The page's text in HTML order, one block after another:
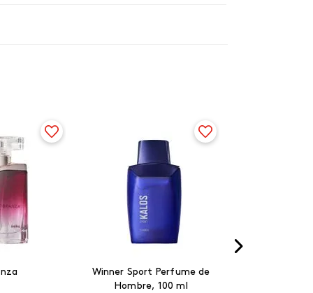
Winner Sport Perfume de
Hombre, 100 ml